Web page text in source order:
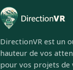
DirectionVR est un
hauteur de vos
pour vos projets de